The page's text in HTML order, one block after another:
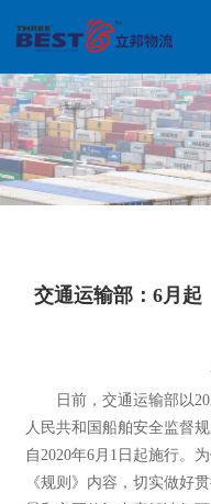
交通运输部：6月起
日前，交通运输部以
人民共和国船舶安全监督
自2020年6月1日起施行。
《规则》内容，切实做好